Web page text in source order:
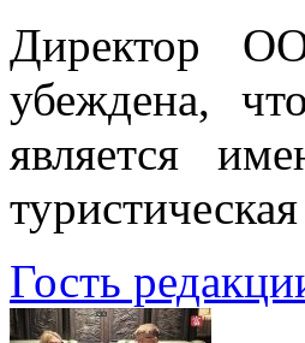
Директор
убеждена,
является
Гость